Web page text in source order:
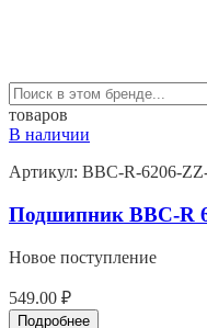
товаров
В наличии
Артикул: BBC-R-6206-
Подшипник BBC-R
Новое поступление
549.00 ₽
Подробнее